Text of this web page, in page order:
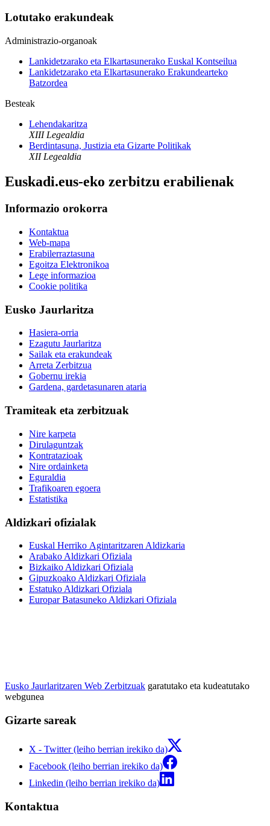
Lotutako erakundeak
Administrazio-organoak
Lankidetzarako eta Elkartasunerako Euskal Kontseilua
Lankidetzarako eta Elkartasunerako Erakundearteko
Batzordea
Besteak
Lehendakaritza
XIII Legealdia
Berdintasuna, Justizia eta Gizarte Politikak
XII Legealdia
Euskadi.eus-eko zerbitzu erabilienak
Informazio orokorra
Kontaktua
Web-mapa
Erabilerraztasuna
Egoitza Elektronikoa
Lege informazioa
Cookie politika
Eusko Jaurlaritza
Hasiera-orria
Ezagutu Jaurlaritza
Sailak eta erakundeak
Arreta Zerbitzua
Gobernu irekia
Gardena, gardetasunaren ataria
Tramiteak eta zerbitzuak
Nire karpeta
Dirulaguntzak
Kontratazioak
Nire ordainketa
Eguraldia
Trafikoaren egoera
Estatistika
Aldizkari ofizialak
Euskal Herriko Agintaritzaren Aldizkaria
Arabako Aldizkari Ofiziala
Bizkaiko Aldizkari Ofiziala
Gipuzkoako Aldizkari Ofiziala
Estatuko Aldizkari Ofiziala
Europar Batasuneko Aldizkari Ofiziala
Eusko Jaurlaritzaren Web Zerbitzuak garatutako eta kudeatutako
webgunea
Gizarte sareak
X - Twitter (leiho berrian irekiko da)
Facebook (leiho berrian irekiko da)
Linkedin (leiho berrian irekiko da)
Kontaktua